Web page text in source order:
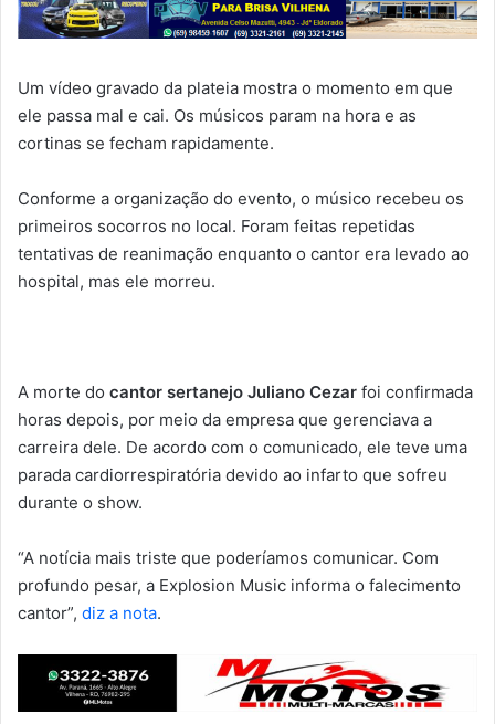
Um vídeo gravado da plateia mostra o momento em que
ele passa mal e cai. Os músicos param na hora e as
cortinas se fecham rapidamente.
Conforme a organização do evento, o músico recebeu os
primeiros socorros no local. Foram feitas repetidas
tentativas de reanimação enquanto o cantor era levado ao
hospital, mas ele morreu.
A morte do cantor sertanejo Juliano Cezar foi confirmada
horas depois, por meio da empresa que gerenciava a
carreira dele. De acordo com o comunicado, ele teve uma
parada cardiorrespiratória devido ao infarto que sofreu
durante o show.
“A notícia mais triste que poderíamos comunicar. Com
profundo pesar, a Explosion Music informa o falecimento
cantor”, diz a nota.